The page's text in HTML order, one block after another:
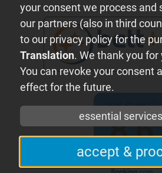
Hotel am Müritz-
Nationalpark
8.6
307 echte
Gästebewertungen
your consent we process and
our partners (also in third
to our privacy policy for the
Translation. We thank you for
You can revoke your consent
effect for the future.
essential
accept &